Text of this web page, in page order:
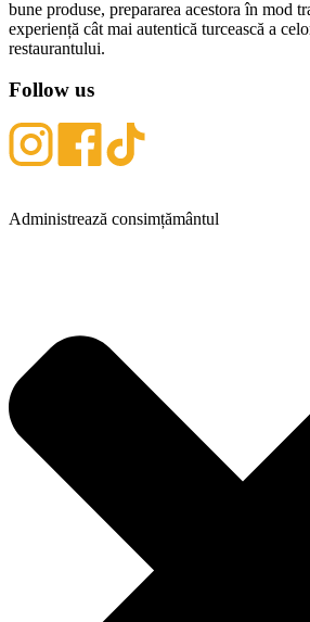
bune produse, prepararea acestora în mod
experiență cât mai autentică turcească a
restaurantului.
Follow us
Administrează consimțământul